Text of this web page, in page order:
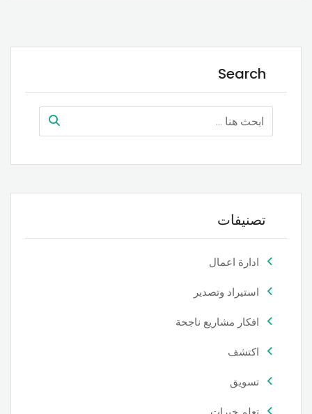
Search
تصنيفات
ادارة اعمال
استيراد وتصدير
افكار مشاريع ناجحة
اكتشف
تسويق